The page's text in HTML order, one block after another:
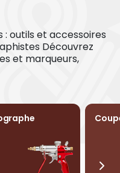
outils et accessoires
Découvrez
et marqueurs,